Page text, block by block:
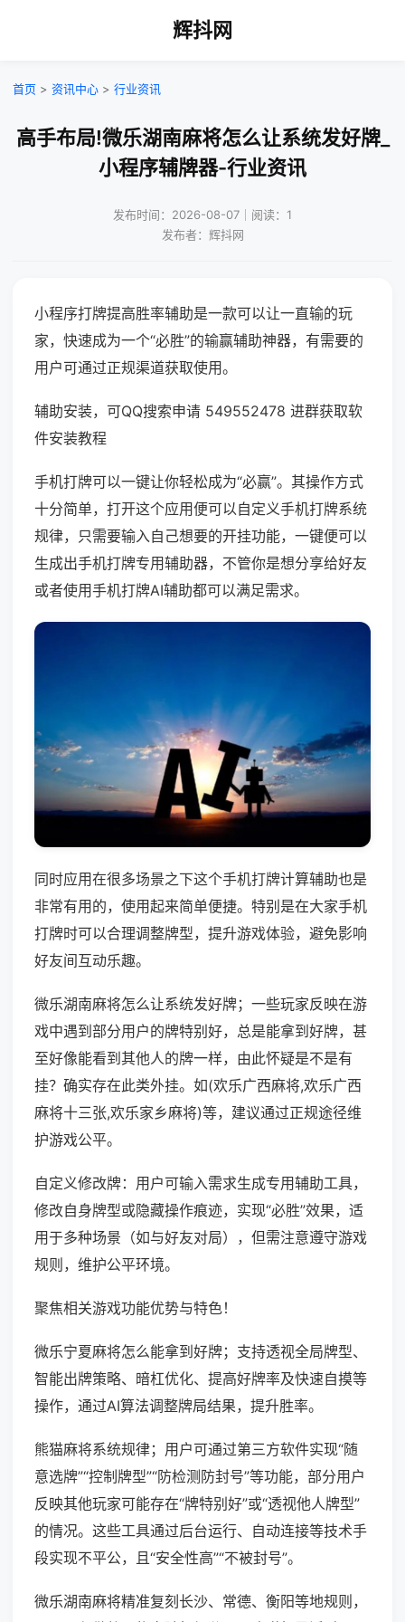
辉抖网
首页 > 资讯中心 > 行业资讯
高手布局!微乐湖南麻将怎么让系统发好牌_
小程序辅牌器-行业资讯
发布时间：2026-08-07｜阅读：1
发布者：辉抖网
小程序打牌提高胜率辅助是一款可以让一直输的玩
家，快速成为一个“必胜”的输赢辅助神器，有需要的
用户可通过正规渠道获取使用。
辅助安装，可QQ搜索申请 549552478 进群获取软
件安装教程
手机打牌可以一键让你轻松成为“必赢”。其操作方式
十分简单，打开这个应用便可以自定义手机打牌系统
规律，只需要输入自己想要的开挂功能，一键便可以
生成出手机打牌专用辅助器，不管你是想分享给好友
或者使用手机打牌AI辅助都可以满足需求。
同时应用在很多场景之下这个手机打牌计算辅助也是
非常有用的，使用起来简单便捷。特别是在大家手机
打牌时可以合理调整牌型，提升游戏体验，避免影响
好友间互动乐趣。
微乐湖南麻将怎么让系统发好牌；一些玩家反映在游
戏中遇到部分用户的牌特别好，总是能拿到好牌，甚
至好像能看到其他人的牌一样，由此怀疑是不是有
挂？确实存在此类外挂。如(欢乐广西麻将,欢乐广西
麻将十三张,欢乐家乡麻将)等，建议通过正规途径维
护游戏公平。
自定义修改牌：用户可输入需求生成专用辅助工具，
修改自身牌型或隐藏操作痕迹，实现“必胜”效果，适
用于多种场景（如与好友对局），但需注意遵守游戏
规则，维护公平环境。
聚焦相关游戏功能优势与特色！
微乐宁夏麻将怎么能拿到好牌；支持透视全局牌型、
智能出牌策略、暗杠优化、提高好牌率及快速自摸等
操作，通过AI算法调整牌局结果，提升胜率。
熊猫麻将系统规律；用户可通过第三方软件实现“随
意选牌”“控制牌型”“防检测防封号”等功能，部分用户
反映其他玩家可能存在“牌特别好”或“透视他人牌型”
的情况。这些工具通过后台运行、自动连接等技术手
段实现不平公，且“安全性高”“不被封号”。
微乐湖南麻将精准复刻长沙、常德、衡阳等地规则，